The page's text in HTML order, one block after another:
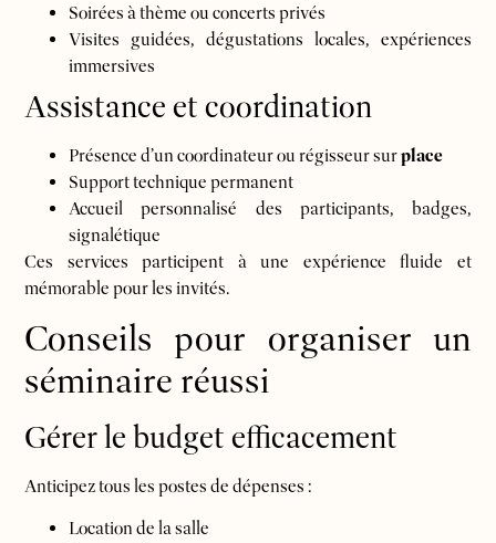
Soirées à thème ou concerts privés
Visites guidées, dégustations locales, expériences
immersives
Assistance et coordination
Présence d’un coordinateur ou régisseur surplace
Support technique permanent
Accueil personnalisé des participants, badges,
signalétique
Ces services participent à une expérience fluide et
mémorable pour les invités.
Conseils pour organiser un
séminaire réussi
Gérer le budget efficacement
Anticipez tous les postes de dépenses :
Location de la salle